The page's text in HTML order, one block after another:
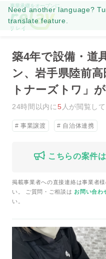
Need another language?
translate feature.
事業承継をオープンに。
築4年で設備・道
ン、岩手県陸前
トナーズトワ」
24時間以内に5 人が閲覧し
事業譲渡 自治体連携
こちらの案件
掲載事業者への直接連絡は事業者
い。 ご質問・ご相談は お問い合わ
い。